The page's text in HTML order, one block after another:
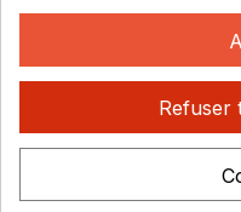
04
Refuser